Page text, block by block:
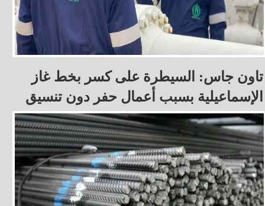
تاون جاس: السيطرة على كسر بخط غاز
الإسماعيلية بسبب أعمال حفر دون تنسيق